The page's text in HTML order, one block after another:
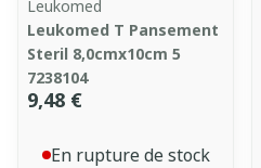
Leukomed
Leukomed T Pansement
Steril 8,0cmx10cm 5
7238104
9,48 €
En rupture de stock